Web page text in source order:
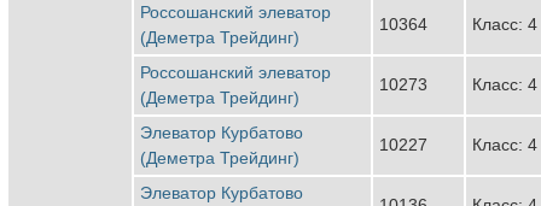
Россошанский элеватор
(Деметра Трейдинг)
10364 Класс: 4
Россошанский элеватор
(Деметра Трейдинг)
10273 Класс: 4
Элеватор Курбатово
(Деметра Трейдинг)
10227 Класс: 4
Элеватор Курбатово